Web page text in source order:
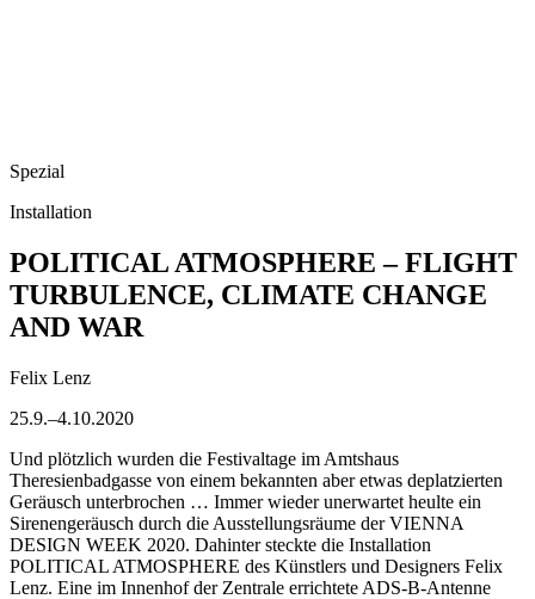
Spezial
Installation
POLITICAL ATMOSPHERE – FLIGHT
TURBULENCE, CLIMATE CHANGE
AND WAR
Felix Lenz
25.9.–4.10.2020
Und plötzlich wurden die Festivaltage im Amtshaus
Theresienbadgasse von einem bekannten aber etwas deplatzierten
Geräusch unterbrochen … Immer wieder unerwartet heulte ein
Sirenengeräusch durch die Ausstellungsräume der VIENNA
DESIGN WEEK 2020. Dahinter steckte die Installation
POLITICAL ATMOSPHERE des Künstlers und Designers Felix
Lenz. Eine im Innenhof der Zentrale errichtete ADS-B-Antenne